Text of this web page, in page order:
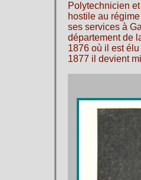
Polytechnicien
hostile au
ses services à
département de
1876 où il est
1877 il devient